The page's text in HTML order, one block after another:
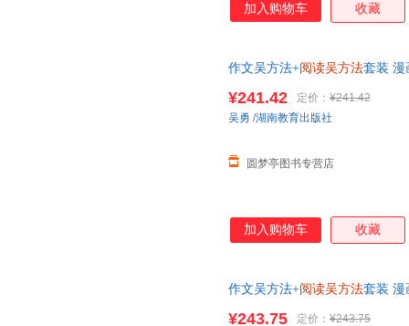
加入购物车 收藏
作文吴方法+阅读吴方法套装 漫
¥241.42 定价： ¥241.42
圆梦亭图书专营店
吴勇 /湖南教育出版社
加入购物车 收藏
作文吴方法+阅读吴方法套装 漫
¥243.75 定价： ¥243.75